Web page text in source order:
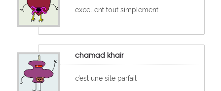
excellent tout simplement
chamad khair
c’est une site parfait